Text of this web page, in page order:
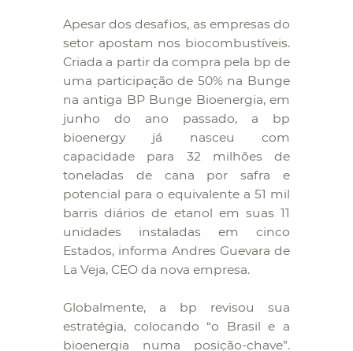
Apesar dos desafios, as empresas do
setor apostam nos biocombustíveis.
Criada a partir da compra pela bp de
uma participação de 50% na Bunge
na antiga BP Bunge Bioenergia, em
junho do ano passado, a bp
bioenergy já nasceu com
capacidade para 32 milhões de
toneladas de cana por safra e
potencial para o equivalente a 51 mil
barris diários de etanol em suas 11
unidades instaladas em cinco
Estados, informa Andres Guevara de
La Veja, CEO da nova empresa.
Globalmente, a bp revisou sua
estratégia, colocando “o Brasil e a
bioenergia numa posição-chave”.